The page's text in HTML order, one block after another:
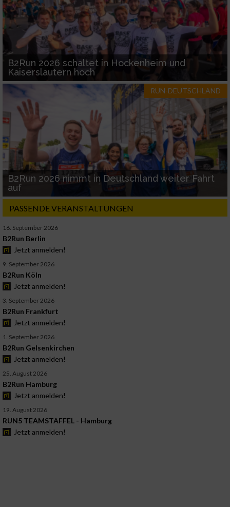
B2Run 2026 schaltet in Hockenheim und
Kaiserslautern hoch
RUN-DEUTSCHLAND
B2Run 2026 nimmt in Deutschland weiter Fahrt
auf
PASSENDE VERANSTALTUNGEN
16. September 2026
B2Run Berlin
Jetzt anmelden!
9. September 2026
B2Run Köln
Jetzt anmelden!
3. September 2026
B2Run Frankfurt
Jetzt anmelden!
1. September 2026
B2Run Gelsenkirchen
Jetzt anmelden!
25. August 2026
B2Run Hamburg
Jetzt anmelden!
19. August 2026
RUN5 TEAMSTAFFEL - Hamburg
Jetzt anmelden!